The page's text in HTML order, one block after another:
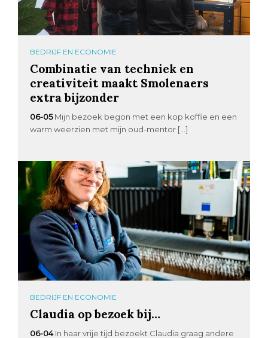
BEDRIJF EN ECONOMIE
Combinatie van techniek en
creativiteit maakt Smolenaers
extra bijzonder
06-05 Mijn bezoek begon met een kop koffie en een
warm weerzien met mijn oud-mentor […]
BEDRIJF EN ECONOMIE
Claudia op bezoek bij…
06-04 In haar vrije tijd bezoekt Claudia graag andere